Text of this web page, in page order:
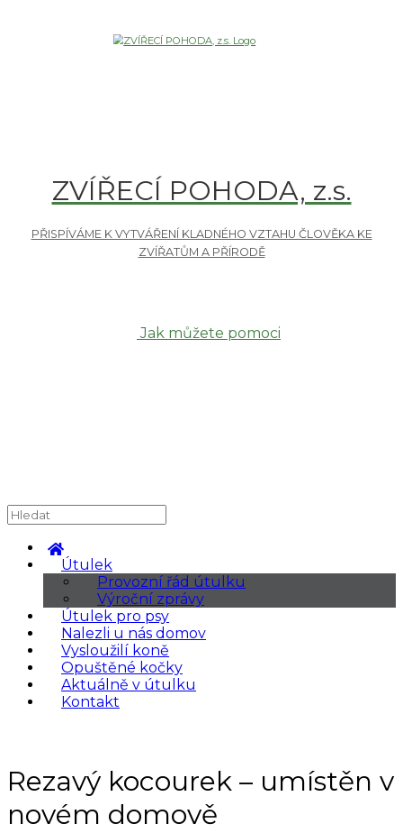
ZVÍŘECÍ POHODA, z.s.
Jak můžete pomoci
Útulek
Provozní řád útulku
Výroční zprávy
Útulek pro psy
Nalezli u nás domov
Vysloužilí koně
Opuštěné kočky
Aktuálně v útulku
Kontakt
Rezavý kocourek – umístěn v
novém domově